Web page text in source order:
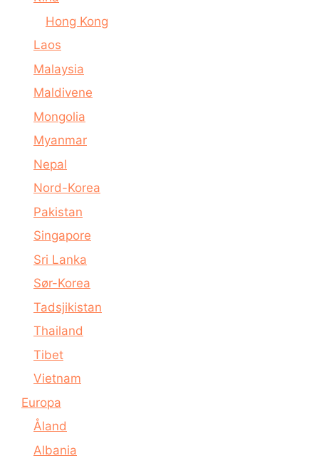
Hong Kong
Laos
Malaysia
Maldivene
Mongolia
Myanmar
Nepal
Nord-Korea
Pakistan
Singapore
Sri Lanka
Sør-Korea
Tadsjikistan
Thailand
Tibet
Vietnam
Europa
Åland
Albania